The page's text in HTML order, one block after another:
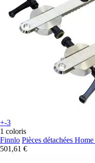
+-3
1 coloris
Finnlo Pièces détachées
501,61 €